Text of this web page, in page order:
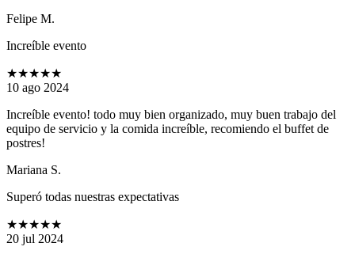
Felipe M.
Increíble evento
★★★★★
10 ago 2024
Increíble evento! todo muy bien organizado, muy buen trabajo del
equipo de servicio y la comida increíble, recomiendo el buffet de
postres!
Mariana S.
Superó todas nuestras expectativas
★★★★★
20 jul 2024